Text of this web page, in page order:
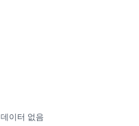
데이터 없음